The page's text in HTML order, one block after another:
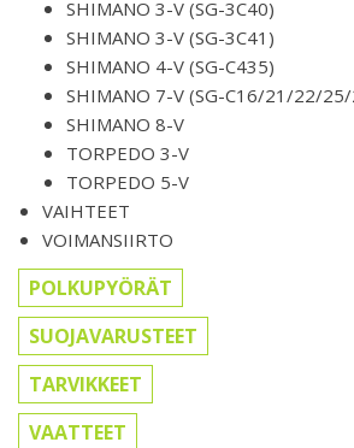
SHIMANO 3-V (SG-3C40)
SHIMANO 3-V (SG-3C41)
SHIMANO 4-V (SG-C435)
SHIMANO 7-V (SG-C16/21/22/
SHIMANO 8-V
TORPEDO 3-V
TORPEDO 5-V
VAIHTEET
VOIMANSIIRTO
POLKUPYÖRÄT
SUOJAVARUSTEET
TARVIKKEET
VAATTEET